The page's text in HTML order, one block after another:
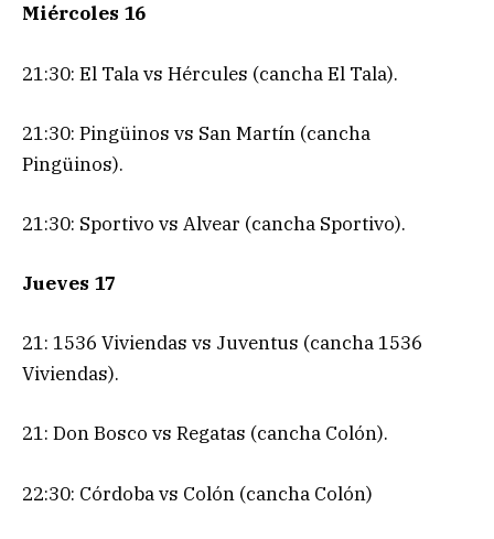
Miércoles 16
21:30: El Tala vs Hércules (cancha El Tala).
21:30: Pingüinos vs San Martín (cancha
Pingüinos).
21:30: Sportivo vs Alvear (cancha Sportivo).
Jueves 17
21: 1536 Viviendas vs Juventus (cancha 1536
Viviendas).
21: Don Bosco vs Regatas (cancha Colón).
22:30: Córdoba vs Colón (cancha Colón)